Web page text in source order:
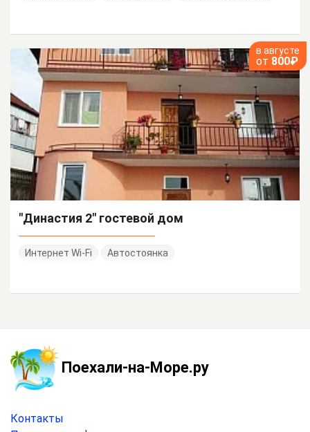
в августе
от 800₽
"Династия 2" гостевой дом
Интернет Wi-Fi Автостоянка
Поехали-на-Море.ру
Контакты